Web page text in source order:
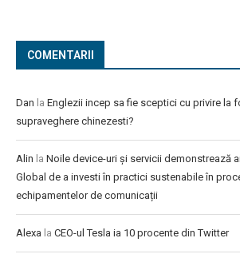
COMENTARII
Dan la Englezii incep sa fie sceptici cu privire la
supraveghere chinezesti?
Alin la Noile device-uri și servicii demonstrează
Global de a investi în practici sustenabile în
echipamentelor de comunicații
Alexa la CEO-ul Tesla ia 10 procente din Twitter